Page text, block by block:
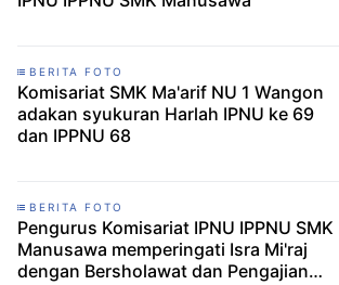
BERITA FOTO
Komisariat SMK Ma'arif NU 1 Wangon
adakan syukuran Harlah IPNU ke 69
dan IPPNU 68
BERITA FOTO
Pengurus Komisariat IPNU IPPNU SMK
Manusawa memperingati Isra Mi'raj
dengan Bersholawat dan Pengajian